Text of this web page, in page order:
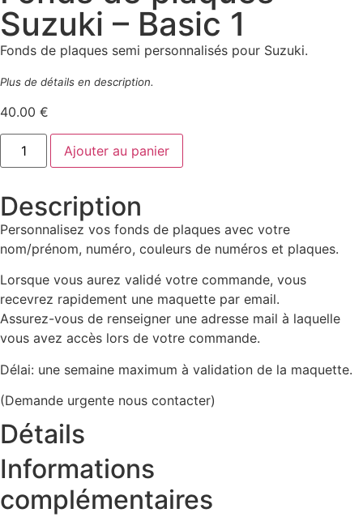
Suzuki – Basic 1
Fonds de plaques semi personnalisés pour Suzuki.
Plus de détails en description.
40.00 €
Ajouter au panier
Description
Personnalisez vos fonds de plaques avec votre
nom/prénom, numéro, couleurs de numéros et plaques.
Lorsque vous aurez validé votre commande, vous
recevrez rapidement une maquette par email.
Assurez-vous de renseigner une adresse mail à laquelle
vous avez accès lors de votre commande.
Délai: une semaine maximum à validation de la maquette.
(Demande urgente nous contacter)
Détails
Informations
complémentaires